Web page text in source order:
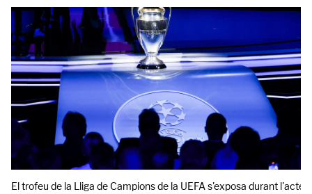
El trofeu de la Lliga de Campions de la UEFA s'exposa durant